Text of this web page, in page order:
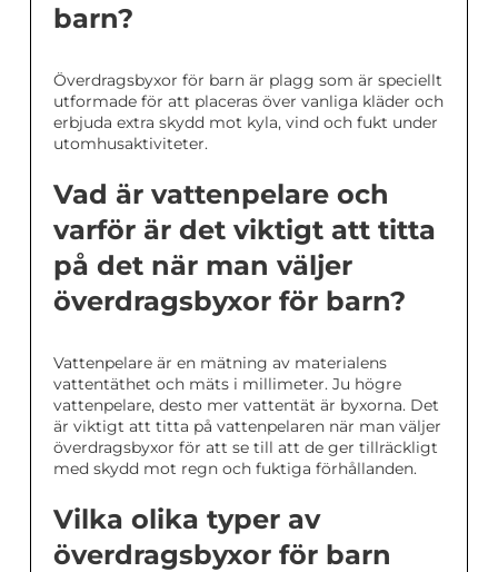
barn?
Överdragsbyxor för barn är plagg som är speciellt
utformade för att placeras över vanliga kläder och
erbjuda extra skydd mot kyla, vind och fukt under
utomhusaktiviteter.
Vad är vattenpelare och
varför är det viktigt att titta
på det när man väljer
överdragsbyxor för barn?
Vattenpelare är en mätning av materialens
vattentäthet och mäts i millimeter. Ju högre
vattenpelare, desto mer vattentät är byxorna. Det
är viktigt att titta på vattenpelaren när man väljer
överdragsbyxor för att se till att de ger tillräckligt
med skydd mot regn och fuktiga förhållanden.
Vilka olika typer av
överdragsbyxor för barn